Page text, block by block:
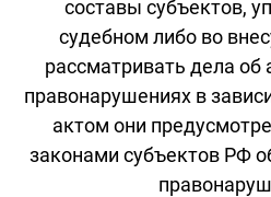
составы субъектов,
судебном либо во
рассматривать дела
правонарушениях в
актом они
законами субъектов РФ